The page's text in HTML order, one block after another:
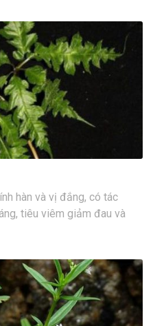
hàn và vị đắng, có tác
tiêu viêm giảm đau và